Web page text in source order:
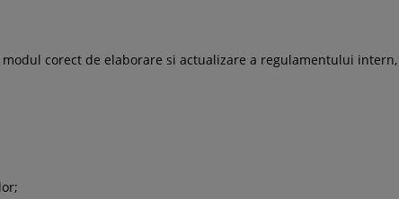
modul corect de elaborare si actualizare a regulamentului